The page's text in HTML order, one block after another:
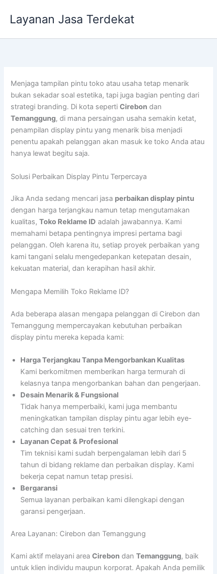
Layanan Jasa Terdekat
Menjaga tampilan pintu toko atau usaha tetap menarik
bukan sekadar soal estetika, tapi juga bagian penting dari
strategi branding. Di kota sepertiCirebon dan
Temanggung, di mana persaingan usaha semakin ketat,
penampilan display pintu yang menarik bisa menjadi
penentu apakah pelanggan akan masuk ke toko Anda atau
hanya lewat begitu saja.
Solusi Perbaikan Display Pintu Terpercaya
Jika Anda sedang mencari jasa perbaikan display pintu
dengan harga terjangkau namun tetap mengutamakan
kualitas,Toko Reklame ID adalah jawabannya. Kami
memahami betapa pentingnya impresi pertama bagi
pelanggan. Oleh karena itu, setiap proyek perbaikan yang
kami tangani selalu mengedepankan ketepatan desain,
kekuatan material, dan kerapihan hasil akhir.
Mengapa Memilih Toko Reklame ID?
Ada beberapa alasan mengapa pelanggan di Cirebon dan
Temanggung mempercayakan kebutuhan perbaikan
display pintu mereka kepada kami:
Harga Terjangkau Tanpa Mengorbankan Kualitas
Kami berkomitmen memberikan harga termurah di
kelasnya tanpa mengorbankan bahan dan pengerjaan.
Desain Menarik & Fungsional
Tidak hanya memperbaiki, kami juga membantu
meningkatkan tampilan display pintu agar lebih eye-
catching dan sesuai tren terkini.
Layanan Cepat & Profesional
Tim teknisi kami sudah berpengalaman lebih dari 5
tahun di bidang reklame dan perbaikan display. Kami
bekerja cepat namun tetap presisi.
Bergaransi
Semua layanan perbaikan kami dilengkapi dengan
garansi pengerjaan.
Area Layanan: Cirebon dan Temanggung
Kami aktif melayani areaCirebon danTemanggung, baik
untuk klien individu maupun korporat. Apakah Anda pemilik